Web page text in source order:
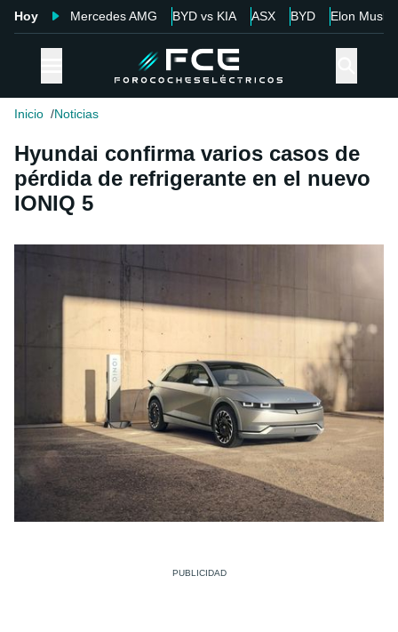
Hoy Mercedes AMG BYD vs KIA ASX BYD Elon Musk
Inicio Noticias
Hyundai confirma varios casos de
pérdida de refrigerante en el nuevo
IONIQ 5